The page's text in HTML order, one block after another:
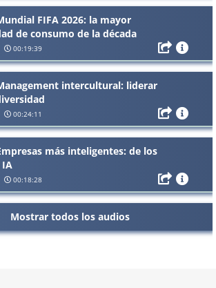
FIFA 2026: la mayor
de consumo de la década
00:19:39
intercultural: liderar
00:24:11
más inteligentes: de los
IA
00:18:28
Mostrar todos los audios